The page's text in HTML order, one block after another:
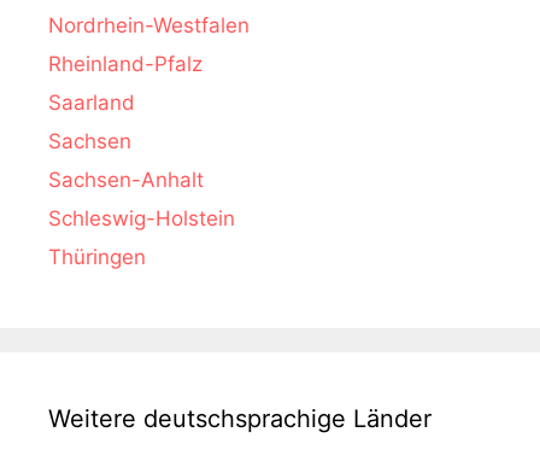
Nordrhein-Westfalen
Rheinland-Pfalz
Saarland
Sachsen
Sachsen-Anhalt
Schleswig-Holstein
Thüringen
Weitere deutschsprachige Länder